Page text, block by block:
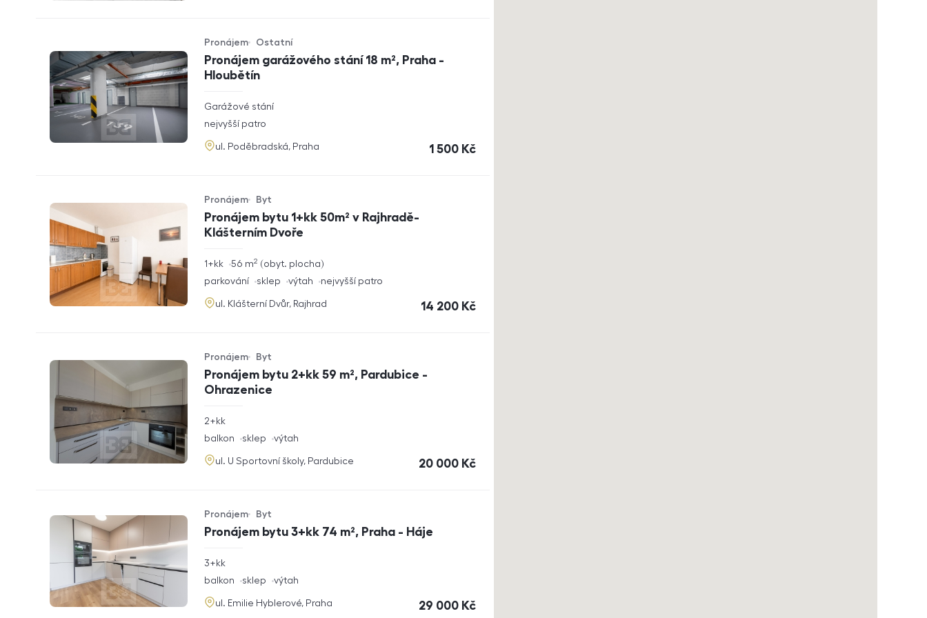
Pronájem garážového stání 18 m², Praha -
Hloubětín
Typ nabídky
Pronájem
Typ nemovitosti
Ostatní
rozměry
Garážové stání
funkce
nejvyšší patro
adresa
ul. Poděbradská, Praha cena
1 500 Kč
Pronájem bytu 1+kk 50m² v Rajhradě-
Klášterním Dvoře
Typ nabídky
Pronájem
Typ nemovitosti
Byt
rozměry
1+kk obyt. plocha
56 m2
funkce
parkování sklep výtah nejvyšší patro
adresa
ul. Klášterní Dvůr, Rajhrad cena
14 200 Kč
Pronájem bytu 2+kk 59 m², Pardubice -
Ohrazenice
Typ nabídky
Pronájem
Typ nemovitosti
Byt
rozměry
2+kk
funkce
balkon sklep výtah
adresa
ul. U Sportovní školy, Pardubice cena
20 000 Kč
Pronájem bytu 3+kk 74 m², Praha - Háje
Typ nabídky
Pronájem
Typ nemovitosti
Byt
rozměry
3+kk
funkce
balkon sklep výtah
adresa
ul. Emilie Hyblerové, Praha cena
29 000 Kč